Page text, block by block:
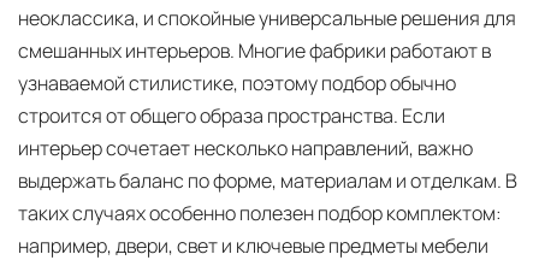
неоклассика, и спокойные универсальные решения для
смешанных интерьеров. Многие фабрики работают в
узнаваемой стилистике, поэтому подбор обычно
строится от общего образа пространства. Если
интерьер сочетает несколько направлений, важно
выдержать баланс по форме, материалам и отделкам. В
таких случаях особенно полезен подбор комплектом:
например, двери, свет и ключевые предметы мебели